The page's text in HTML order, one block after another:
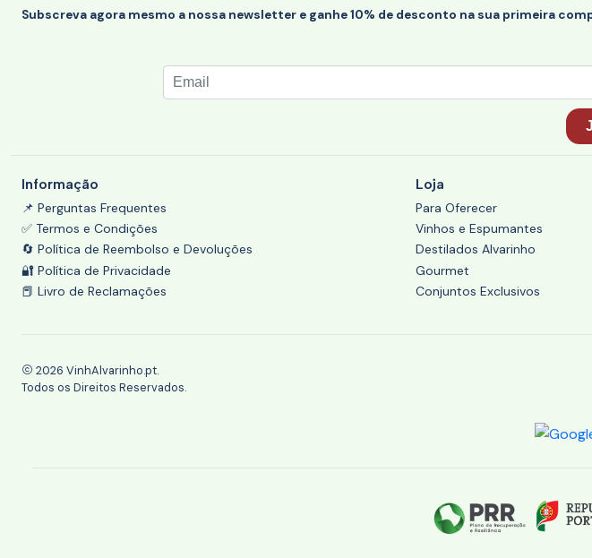
Subscreva agora mesmo a nossa newsletter e ganhe 10% de desconto na sua primeira
Informação
📌 Perguntas Frequentes
✅ Termos e Condições
🔄 Política de Reembolso e Devoluções
🔐 Política de Privacidade
📕 Livro de Reclamações
Loja
Para Oferecer
Vinhos e Espumantes
Destilados Alvarinho
Gourmet
Conjuntos Exclusivos
2026 VinhAlvarinho.pt.
Todos os Direitos Reservados.